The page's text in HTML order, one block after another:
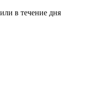
в течение дня